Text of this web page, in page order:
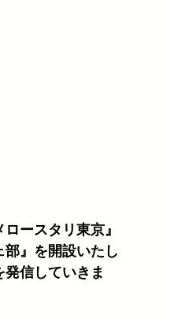
ースタリ東京』
』を開設いたし
信していきま